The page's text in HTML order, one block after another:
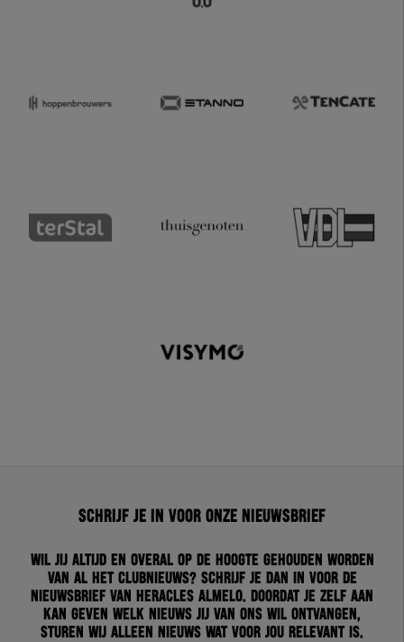
Schrijf je in voor onze nieuwsbrief
Wil jij altijd en overal op de hoogte gehouden worden
van al het clubnieuws? Schrijf je dan in voor de
nieuwsbrief van Heracles Almelo. Doordat je zelf aan
kan geven welk nieuws jij van ons wil ontvangen,
sturen wij alleen nieuws wat voor jou relevant is.